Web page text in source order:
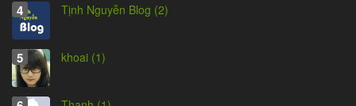
Tịnh Nguyễn Blog (2)
khoai (1)